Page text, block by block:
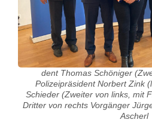
W
e
i
e
dent Thomas Schöniger
Polizeipräsident Norbert Zink
Schieder (Zweiter von links, mit
Dritter von rechts Vorgänger
Ascherl